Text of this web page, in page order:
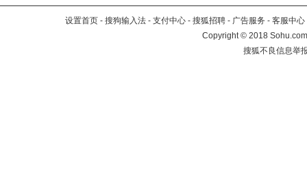
设置首页 - 搜狗输入法 - 支付中心 - 搜狐招聘 - 广告服务 - 客服中心
Copyright©2018
搜狐不良信息举